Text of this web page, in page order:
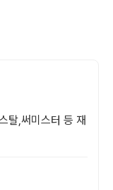
탈,써미스터 등 재